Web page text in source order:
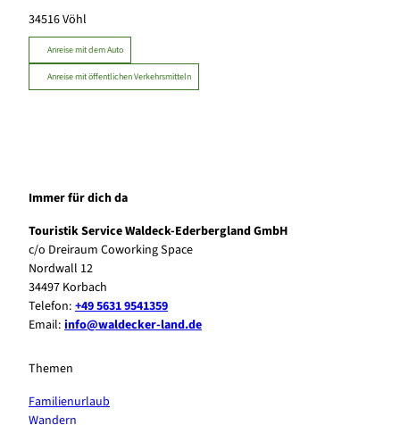
34516Vöhl
Anreise mit dem Auto
Anreise mit öffentlichen Verkehrsmitteln
Immer für dich da
Touristik Service Waldeck-Ederbergland GmbH
c/o Dreiraum Coworking Space
Nordwall 12
34497 Korbach
Telefon: +49 5631 9541359
Email: info@waldecker-land.de
Themen
Familienurlaub
Wandern